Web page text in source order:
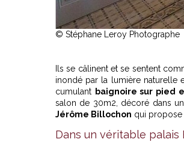
© Stéphane Leroy Photographe
Ils se câlinent et se sentent
inondé par la lumière naturelle
cumulant baignoire sur pied
salon de 30m2, décoré dans
Jérôme Billochon qui propose
Dans un véritable palais